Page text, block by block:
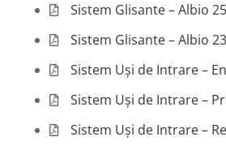
Sistem Glisante – Albio
Sistem Glisante – Albio
Sistem Uși de Intrare –
Sistem Uși de Intrare –
Sistem Uși de Intrare –